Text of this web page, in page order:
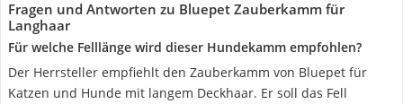
Fragen und Antworten zu Bluepet Zauberkamm für
Langhaar
Für welche Felllänge wird dieser Hundekamm empfohlen?
Der Herrsteller empfiehlt den Zauberkamm von Bluepet für
Katzen und Hunde mit langem Deckhaar. Er soll das Fell